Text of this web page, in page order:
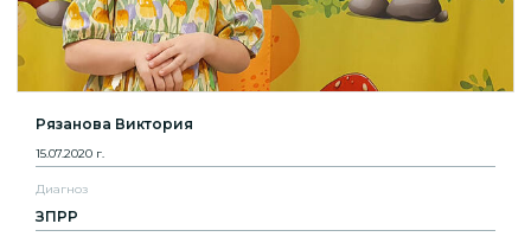
Рязанова Виктория
15.07.2020 г.
Диагноз
ЗПРР